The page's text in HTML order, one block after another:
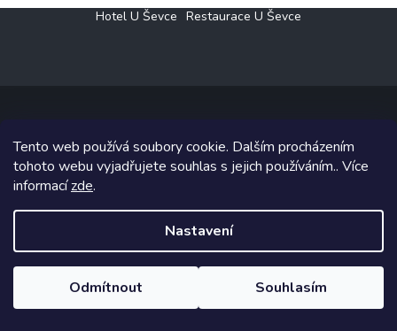
Tento web používá soubory cookie. Dalším procházením
tohoto webu vyjadřujete souhlas s jejich používáním.. Více
informacízde.
Nastavení
Odmítnout Souhlasím
Hotel U Ševce Restaurace U Ševce
Copyright 2026Elektro Klesný s.r.o.. Všechna práva vyhrazena.
Grafický návrh vytvořil a na Shoptet implementoval
Shoptetak.cz.
Vytvořil Shoptet